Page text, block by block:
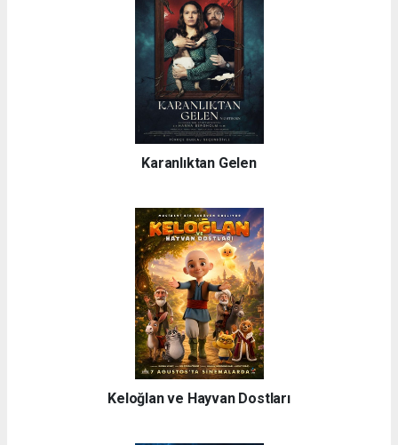
Karanlıktan Gelen
Keloğlan ve Hayvan Dostları